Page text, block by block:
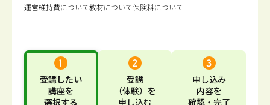
運営維持費について教材について保険料について
受講したい
講座を
選択する
受講
（体験） を
申し込む
申し込み
内容を
確認・完了